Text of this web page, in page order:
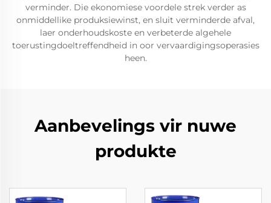
verminder. Die ekonomiese voordele strek verder as
onmiddellike produksiewinst, en sluit verminderde afval,
laer onderhoudskoste en verbeterde algehele
toerustingdoeltreffendheid in oor vervaardigingsoperasies
heen.
Aanbevelings vir nuwe
produkte